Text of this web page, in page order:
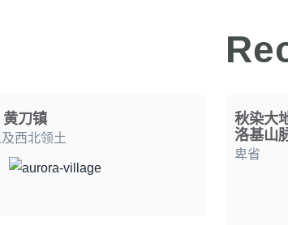
刀镇
西北领土
秋染大
洛基山
卑省